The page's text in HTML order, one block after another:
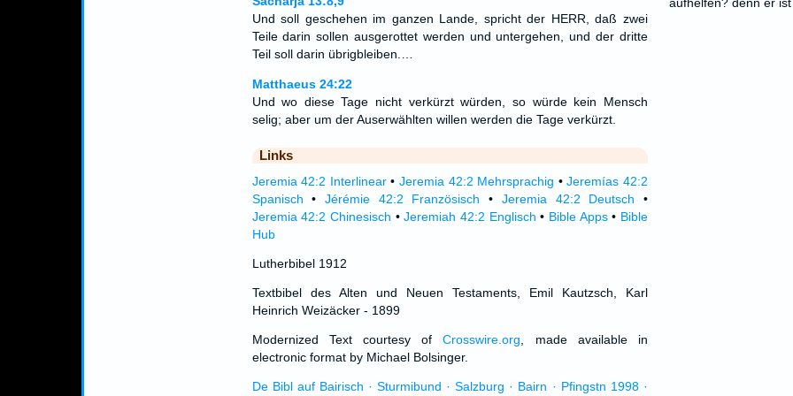
Und soll geschehen im ganzen Lande, spricht der HERR, daß zwei
Teile darin sollen ausgerottet werden und untergehen, und der dritte
Teil soll darin übrigbleiben.…
Matthaeus 24:22
Und wo diese Tage nicht verkürzt würden, so würde kein Mensch
selig; aber um der Auserwählten willen werden die Tage verkürzt.
Links
Jeremia 42:2 Interlinear• Jeremia 42:2 Mehrsprachig •Jeremías 42:2
Spanisch • Jérémie 42:2 Französisch • Jeremia 42:2 Deutsch •
Jeremia 42:2 Chinesisch •Jeremiah 42:2 Englisch • Bible Apps• Bible
Hub
Lutherbibel 1912
Textbibel des Alten und Neuen Testaments, Emil Kautzsch, Karl
Heinrich Weizäcker - 1899
Modernized Text courtesy ofCrosswire.org , made available in
electronic format by Michael Bolsinger.
De Bibl auf Bairisch · Sturmibund · Salzburg · Bairn · Pfingstn 1998 ·